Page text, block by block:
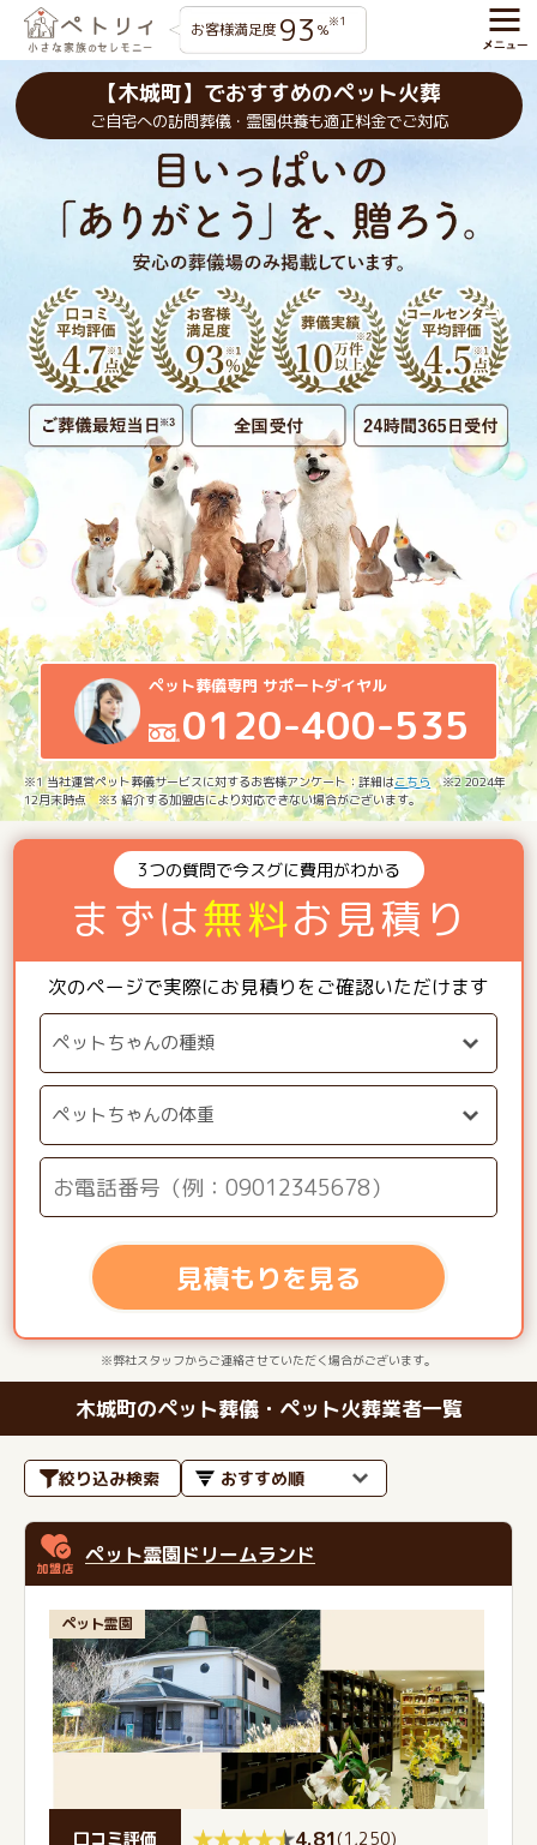
お客様満足度 93 %※1
【木城町】でおすすめのペット火葬
ご自宅への訪問葬儀・霊園供養も適正料金でご対応
ペット葬儀専門 サポートダイヤル
0120-400-535
※1 当社運営ペット葬儀サービスに対するお客様アンケート：詳細はこちら ※2 2024年
12月末時点 ※3 紹介する加盟店により対応できない場合がございます。
3つの質問で今スグに費用がわかる
まずは無料お見積り
次のページで実際にお見積りをご確認いただけます
見積もりを見る
※弊社スタッフからご連絡させていただく場合がございます。
木城町のペット葬儀・ペット火葬業者一覧
絞り込み検索
ペット霊園ドリームランド
ペット霊園
口コミ評価 4.81(1,250)